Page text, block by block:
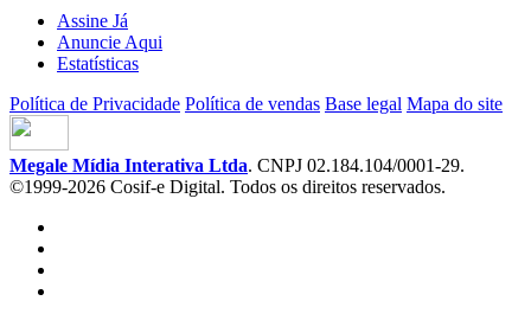
Assine Já
Anuncie Aqui
Estatísticas
Política de Privacidade Política de vendas Base legal Mapa do site
Megale Mídia Interativa Ltda. CNPJ 02.184.104/0001-29.
©1999-2026 Cosif-e Digital. Todos os direitos reservados.